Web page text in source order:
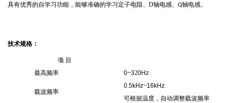
具有优秀的自学习功能，能够准确的学习定子电阻、 D轴电感、 Q轴电感。
技术规格：
项 目
最高频率 0~320Hz
载波频率
0.5kHz~16kHz
可根据温度，自动调整载波频率